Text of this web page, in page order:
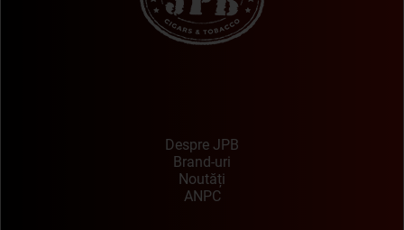
Despre JPB
Brand-uri
Noutăți
ANPC